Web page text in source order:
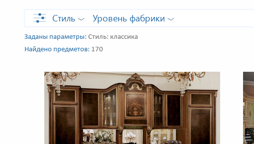
Стиль Уровень фабрики
Заданы параметры: Стиль: классика
Найдено предметов: 170